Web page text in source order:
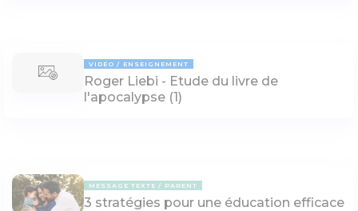
VIDÉO ENSEIGNEMENT
Roger Liebi - Etude du livre de
l'apocalypse (1)
MESSAGE TEXTE PARENT
3 stratégies pour une éducation efficace